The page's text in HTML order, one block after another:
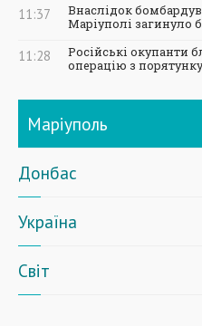
11:37
Внаслідок
Маріуполі загинуло
11:28
Російські окупанти
операцію з
Маріуполь
Донбас
Україна
Світ